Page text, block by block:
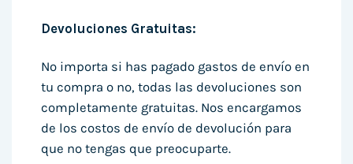
Devoluciones Gratuitas:
No importa si has pagado gastos de envío en
tu compra o no, todas las devoluciones son
completamente gratuitas. Nos encargamos
de los costos de envío de devolución para
que no tengas que preocuparte.